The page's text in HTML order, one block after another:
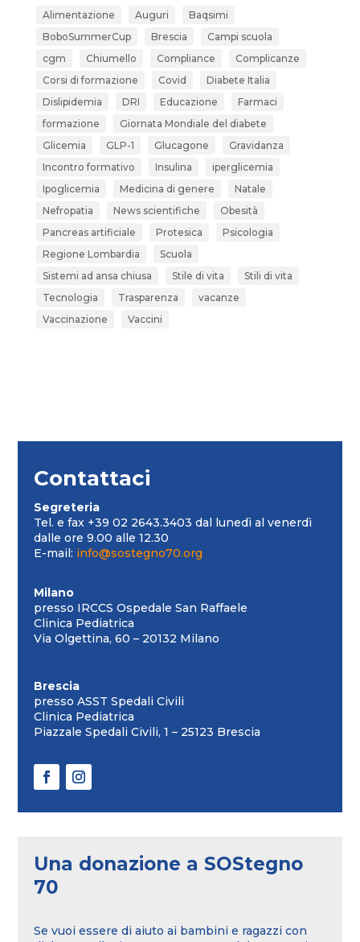
Alimentazione Auguri
Baqsimi
BoboSummerCup
Brescia
Campi scuola
cgm
Chiumello Compliance
Complicanze
Corsi di formazione
Covid
Diabete Italia
Dislipidemia
DRI Educazione
Farmaci
formazione
Giornata Mondiale del diabete
Glicemia
GLP-1 Glucagone
Gravidanza
Incontro formativo
Insulina
iperglicemia
Ipoglicemia
Medicina di genere
Natale
Nefropatia
News scientifiche
Obesità
Pancreas artificiale
Protesica
Psicologia
Regione Lombardia
Scuola
Sistemi ad ansa chiusa
Stile di vita
Stili di vita
Tecnologia
Trasparenza
vacanze
Vaccinazione
Vaccini
Contattaci
Segreteria
Tel. e fax +39 02 2643.3403 dal lunedì al venerdì
dalle ore 9.00 alle 12.30
E-mail: info@sostegno70.org
Milano
presso IRCCS Ospedale San Raffaele
Clinica Pediatrica
Via Olgettina, 60 – 20132 Milano
Brescia
presso ASST Spedali Civili
Clinica Pediatrica
Piazzale Spedali Civili, 1 – 25123 Brescia
Una donazione a SOStegno
70
Se vuoi essere di aiuto ai bambini e ragazzi con